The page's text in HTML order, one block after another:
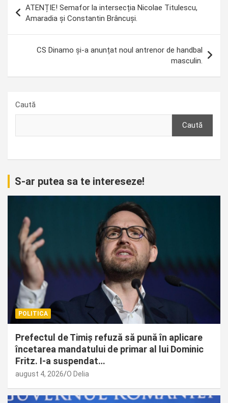
în
articole
ATENȚIE! Semafor la intersecția Nicolae Titulescu,
Amaradia și Constantin Brâncuși.
CS Dinamo și-a anunțat noul antrenor de handbal
masculin.
Caută
Caută
S-ar putea sa te intereseze!
POLITICA
Prefectul de Timiș refuză să pună în aplicare
încetarea mandatului de primar al lui Dominic
Fritz. I-a suspendat…
august 4, 2026 O Delia